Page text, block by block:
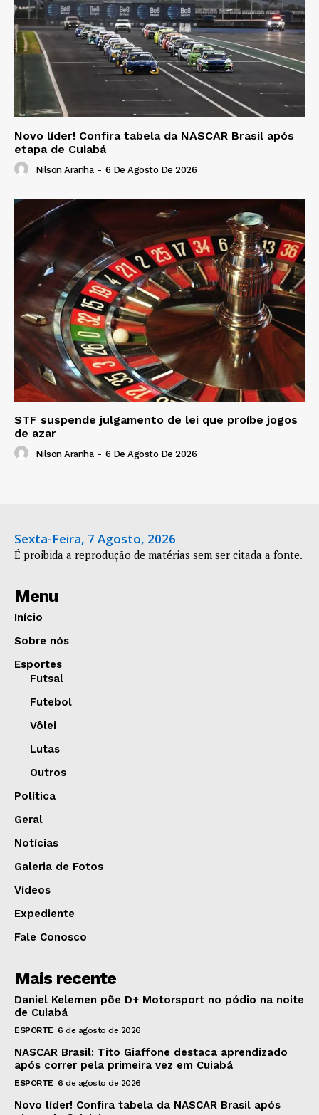
Novo líder! Confira tabela da NASCAR Brasil após
etapa de Cuiabá
Nilson Aranha - 6 De Agosto De 2026
STF suspende julgamento de lei que proíbe jogos
de azar
Nilson Aranha - 6 De Agosto De 2026
Sexta-Feira, 7 Agosto, 2026
É proibida a reprodução de matérias sem ser citada a fonte.
Menu
Início
Sobre nós
Esportes
Futsal
Futebol
Vôlei
Lutas
Outros
Política
Geral
Notícias
Galeria de Fotos
Vídeos
Expediente
Fale Conosco
Mais recente
Daniel Kelemen põe D+ Motorsport no pódio na noite
de Cuiabá
ESPORTE 6 de agosto de 2026
NASCAR Brasil: Tito Giaffone destaca aprendizado
após correr pela primeira vez em Cuiabá
ESPORTE 6 de agosto de 2026
Novo líder! Confira tabela da NASCAR Brasil após